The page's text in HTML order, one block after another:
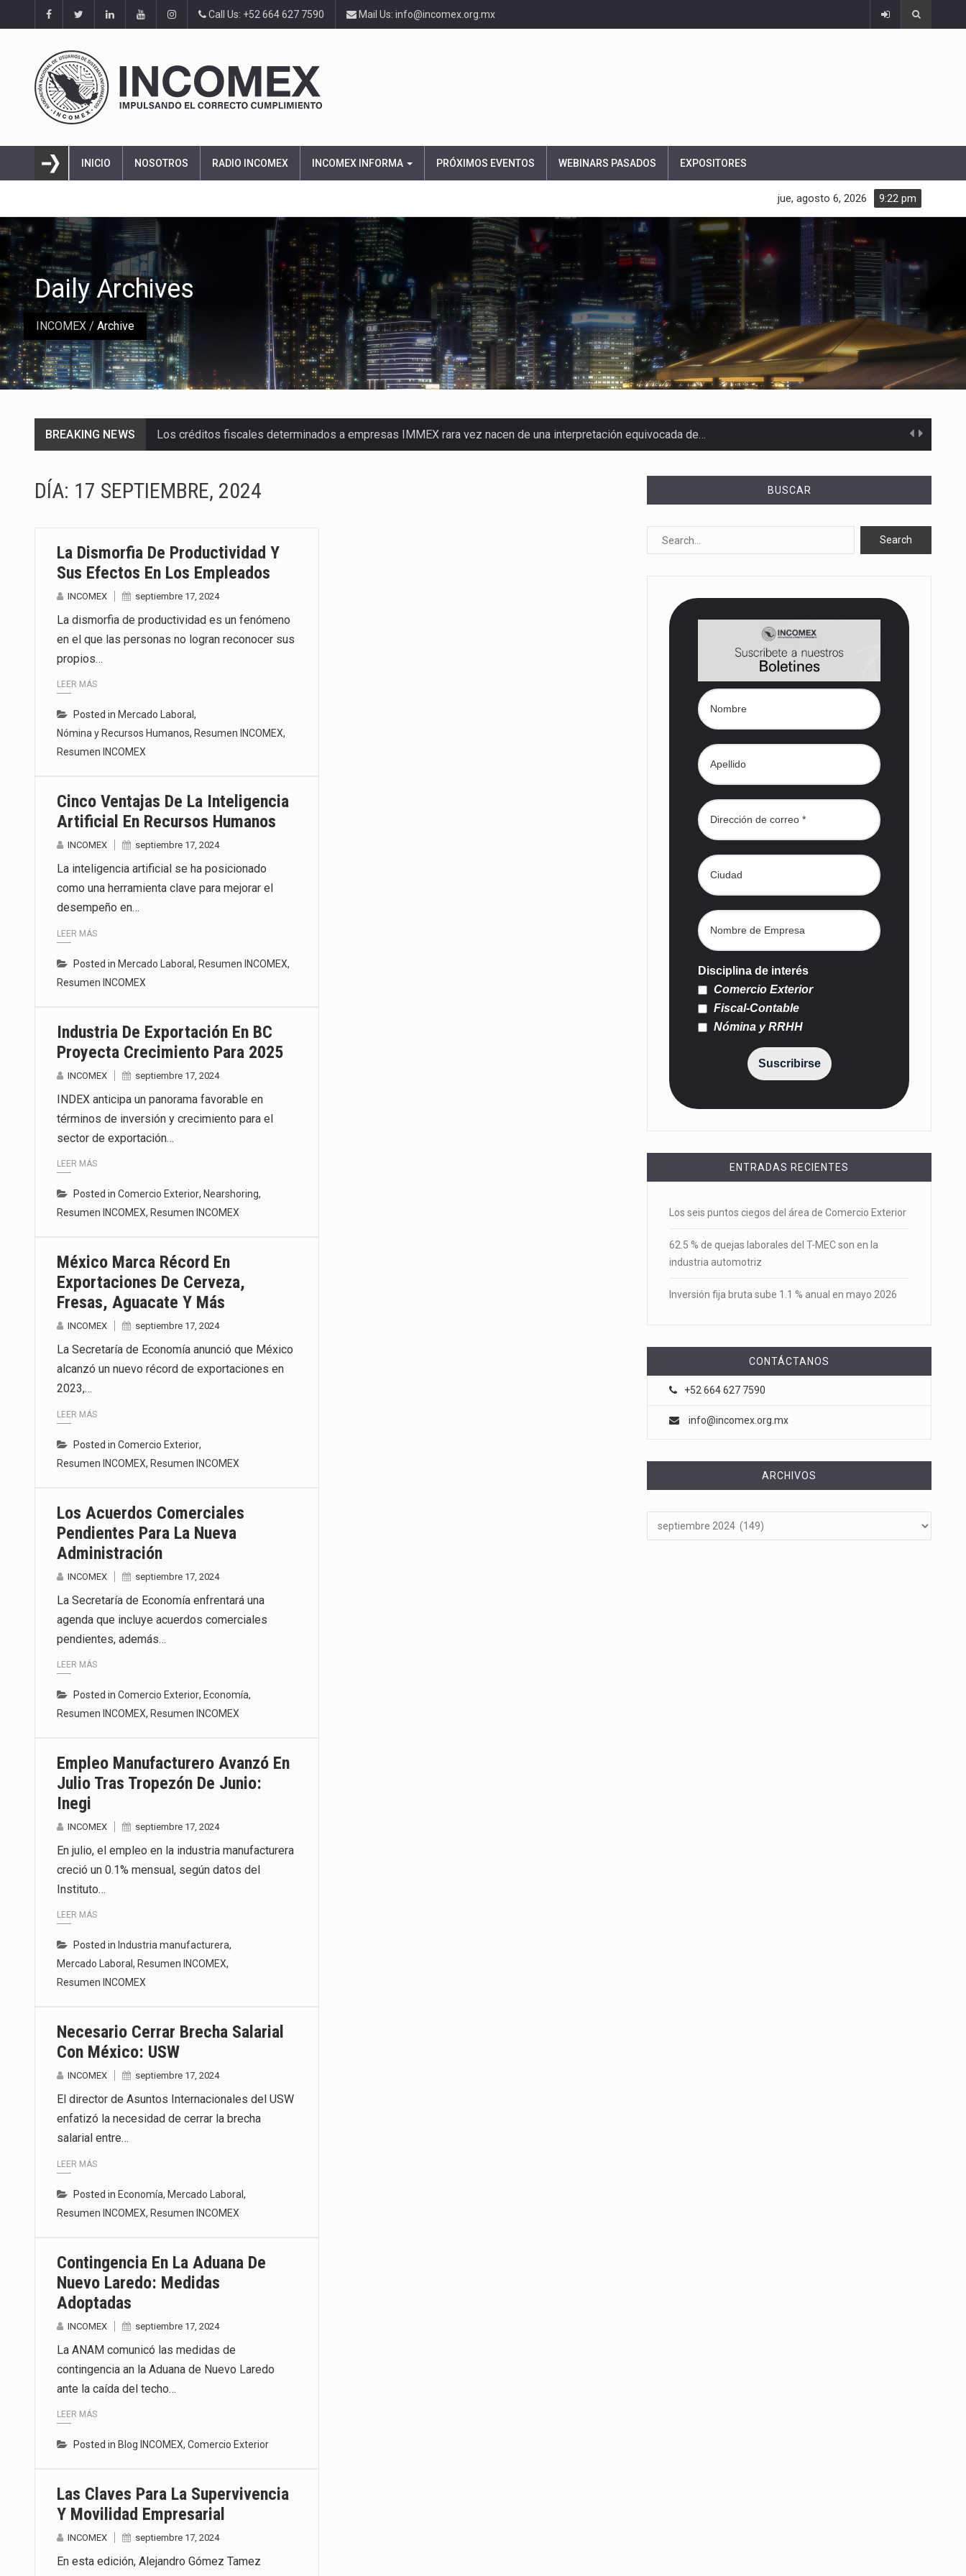
Call Us: +52 664 627 7590 Mail Us: info@incomex.org.mx
INICIO NOSOTROS RADIO INCOMEX INCOMEX INFORMA PRÓXIMOS EVENTOS WEBINARS PASADOS EXPOSITORES
9:22 pm
jue, agosto 6, 2026
INCOMEX / Archive
Daily Archives
BREAKING NEWS Los créditos fiscales determinados a empresas IMMEX rara vez nacen de una interpretación equivocada de…
La inversión fija bruta en México registró un aumento de 1.1% interanual en mayo de…
El Departamento de Agricultura de Estados Unidos (USDA) suspendió el 5 de agosto de 2026…
El derecho a la previsibilidad de los horarios de trabajo en turnos rotativos podría ser…
La industria manufacturera de exportación afiliada a Index en Nuevo León ha alcanzado hasta 10%…
Las métricas tradicionales de los parques industriales —absorción, ocupación y metros cuadrados desarrollados— resultan insuficientes…
El Tribunal Federal de Justicia Administrativa (TFJA), a través de su Segunda Sala Regional en…
DÍA: 17 SEPTIEMBRE, 2024
La Dismorfia De Productividad Y
Sus Efectos En Los Empleados
INCOMEX septiembre 17, 2024
La dismorfia de productividad es un fenómeno
en el que las personas no logran reconocer sus
propios…
LEER MÁS
Posted in Mercado Laboral,
Nómina y Recursos Humanos, Resumen INCOMEX,
Resumen INCOMEX
Cinco Ventajas De La Inteligencia
Artificial En Recursos Humanos
INCOMEX septiembre 17, 2024
La inteligencia artificial se ha posicionado
como una herramienta clave para mejorar el
desempeño en…
LEER MÁS
Posted in Mercado Laboral , Resumen INCOMEX,
Resumen INCOMEX
Industria De Exportación En BC
Proyecta Crecimiento Para 2025
INCOMEX septiembre 17, 2024
INDEX anticipa un panorama favorable en
términos de inversión y crecimiento para el
sector de exportación…
LEER MÁS
Posted in Comercio Exterior, Nearshoring,
Resumen INCOMEX, Resumen INCOMEX
México Marca Récord En
Exportaciones De Cerveza,
Fresas, Aguacate Y Más
INCOMEX septiembre 17, 2024
La Secretaría de Economía anunció que México
alcanzó un nuevo récord de exportaciones en
2023,…
LEER MÁS
Posted in Comercio Exterior,
Resumen INCOMEX, Resumen INCOMEX
Los Acuerdos Comerciales
Pendientes Para La Nueva
Administración
INCOMEX septiembre 17, 2024
La Secretaría de Economía enfrentará una
agenda que incluye acuerdos comerciales
pendientes, además…
LEER MÁS
Posted in Comercio Exterior, Economía,
Resumen INCOMEX, Resumen INCOMEX
Empleo Manufacturero Avanzó En
Julio Tras Tropezón De Junio:
Inegi
INCOMEX septiembre 17, 2024
En julio, el empleo en la industria manufacturera
creció un 0.1% mensual, según datos del
Instituto…
LEER MÁS
Posted in Industria manufacturera,
Mercado Laboral, Resumen INCOMEX,
Resumen INCOMEX
Necesario Cerrar Brecha Salarial
Con México: USW
INCOMEX septiembre 17, 2024
El director de Asuntos Internacionales del USW
enfatizó la necesidad de cerrar la brecha
salarial entre…
LEER MÁS
Posted in Economía, Mercado Laboral ,
Resumen INCOMEX, Resumen INCOMEX
Contingencia En La Aduana De
Nuevo Laredo: Medidas
Adoptadas
INCOMEX septiembre 17, 2024
La ANAM comunicó las medidas de
contingencia an la Aduana de Nuevo Laredo
ante la caída del techo…
LEER MÁS
Posted in Blog INCOMEX, Comercio Exterior
Las Claves Para La Supervivencia
Y Movilidad Empresarial
INCOMEX septiembre 17, 2024
En esta edición, Alejandro Gómez Tamez
BUSCAR
Disciplina de interés
Comercio Exterior
Fiscal-Contable
Nómina y RRHH
Suscribirse
ENTRADAS RECIENTES
Los seis puntos ciegos del área de Comercio Exterior
62.5 % de quejas laborales del T-MEC son en la
industria automotriz
Inversión fija bruta sube 1.1 % anual en mayo 2026
CONTÁCTANOS
+52 664 627 7590
info@incomex.org.mx
ARCHIVOS